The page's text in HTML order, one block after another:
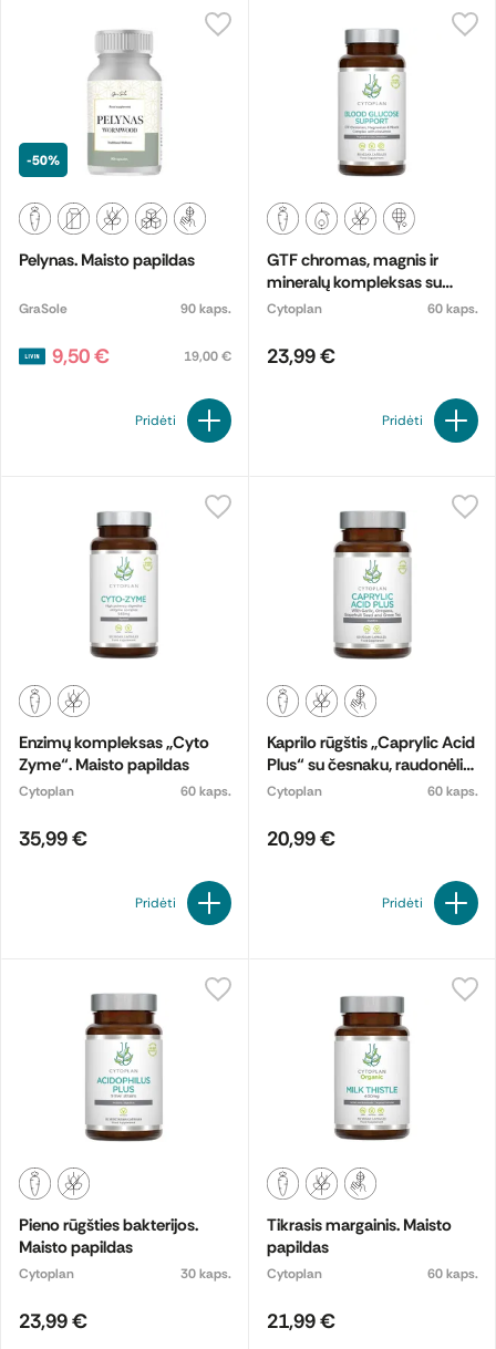
-50%
Pelynas. Maisto papildas
GraSole 90 kaps.
9,50 € 19,00 €
Pridėti
GTF chromas, magnis ir
mineralų kompleksas su
cinamonu „Blood Glucose
Cytoplan 60 kaps.
23,99 €
Pridėti
Enzimų kompleksas „Cyto
Zyme“. Maisto papildas
Cytoplan 60 kaps.
35,99 €
Pridėti
Kaprilo rūgštis „Caprylic Acid
Plus“ su česnaku, raudonėliu,
greipfrutų sėklomis ir žaliąja
Cytoplan 60 kaps.
20,99 €
Pridėti
Pieno rūgšties bakterijos.
Maisto papildas
Cytoplan 30 kaps.
23,99 €
Tikrasis margainis. Maisto
papildas
Cytoplan 60 kaps.
21,99 €